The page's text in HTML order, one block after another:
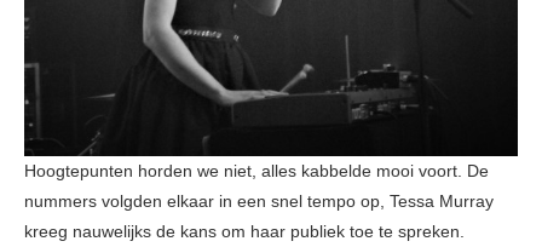
Hoogtepunten horden we niet, alles kabbelde mooi voort. De
nummers volgden elkaar in een snel tempo op, Tessa Murray
kreeg nauwelijks de kans om haar publiek toe te spreken.